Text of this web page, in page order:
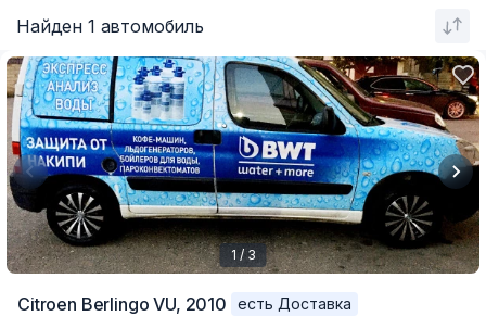
Найден 1 автомобиль
1 / 3
Citroen Berlingo VU, 2010
есть Доставка